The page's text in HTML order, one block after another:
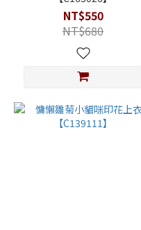
NT$550
NT$680